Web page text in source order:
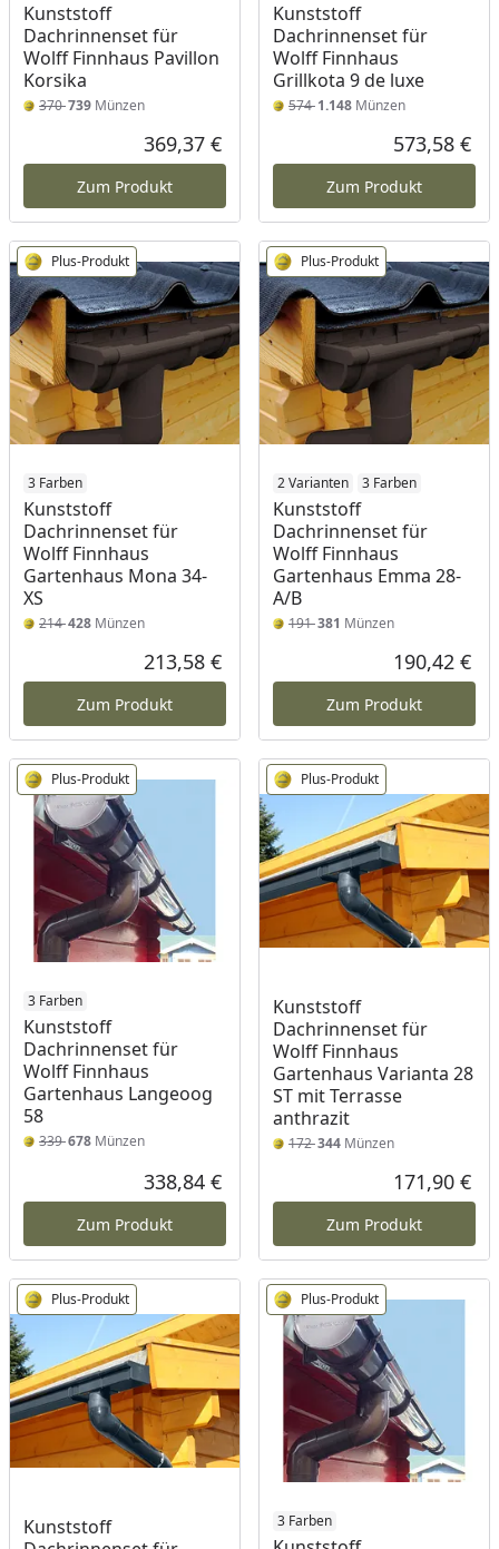
Kunststoff
Dachrinnenset für
Wolff Finnhaus Pavillon
Korsika
370739 Münzen
Aktueller Preis
369,37 €
Zum Produkt
Kunststoff
Dachrinnenset für
Wolff Finnhaus
Grillkota 9 de luxe
5741.148Münzen
573,58 €
Zum Produkt
Plus-Produkt
3 Farben
Kunststoff
Dachrinnenset für
Wolff Finnhaus
Gartenhaus Mona 34-
XS
214428 Münzen
Aktueller Preis
213,58 €
Zum Produkt
Plus-Produkt
2 Varianten 3 Farben
Kunststoff
Dachrinnenset für
Wolff Finnhaus
Gartenhaus Emma 28-
A/B
191381 Münzen
190,42 €
Zum Produkt
Plus-Produkt
3 Farben
Kunststoff
Dachrinnenset für
Wolff Finnhaus
Gartenhaus Langeoog
58
339678 Münzen
Aktueller Preis
338,84 €
Zum Produkt
Plus-Produkt
Kunststoff
Dachrinnenset für
Wolff Finnhaus
Gartenhaus Varianta 28
ST mit Terrasse
anthrazit
172344Münzen
171,90 €
Zum Produkt
Plus-Produkt
Kunststoff
Plus-Produkt
3 Farben